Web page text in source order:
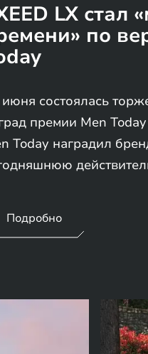
LX
по
состоялась
премии Men
Today наградил
Подробно